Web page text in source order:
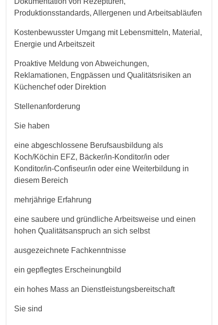
Produktionsstandards, Allergenen und Arbeitsabläufen
Kostenbewusster Umgang mit Lebensmitteln, Material,
Energie und Arbeitszeit
Proaktive Meldung von Abweichungen,
Reklamationen, Engpässen und Qualitätsrisiken an
Küchenchef oder Direktion
Stellenanforderung
Sie haben
eine abgeschlossene Berufsausbildung als
Koch/Köchin EFZ, Bäcker/in-Konditor/in oder
Konditor/in-Confiseur/in oder eine Weiterbildung in
diesem Bereich
mehrjährige Erfahrung
eine saubere und gründliche Arbeitsweise und einen
hohen Qualitätsanspruch an sich selbst
ausgezeichnete Fachkenntnisse
ein gepflegtes Erscheinungbild
ein hohes Mass an Dienstleistungsbereitschaft
Sie sind